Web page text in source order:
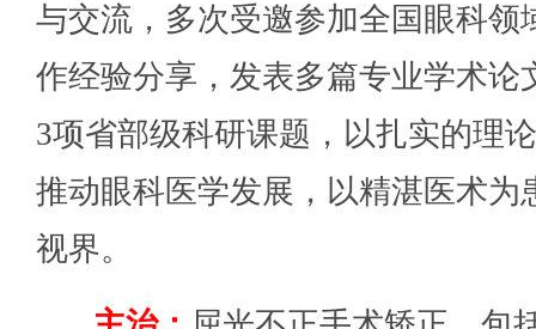
与交流，多次受邀参加全国眼科领
作经验分享，发表多篇专业学术论
3项省部级科研课题，以扎实的理
推动眼科医学发展，以精湛医术为
视界。